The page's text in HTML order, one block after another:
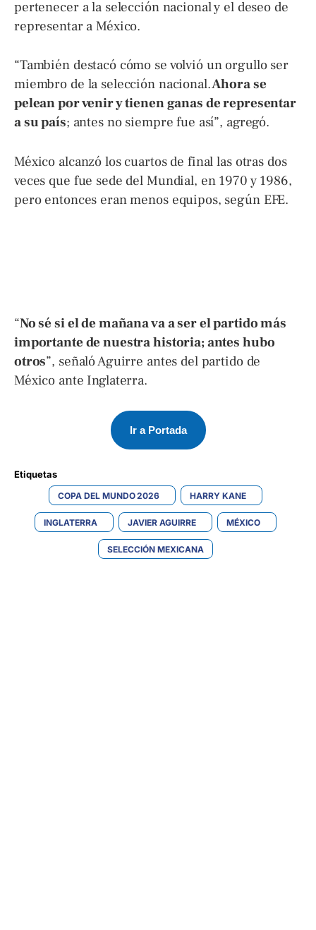
pertenecer a la selección nacional y el deseo de
representar a México.
“También destacó cómo se volvió un orgullo ser
miembro de la selección nacional.Ahora se
pelean por venir y tienen ganas de representar
a su país; antes no siempre fue así”, agregó.
México alcanzó los cuartos de final las otras dos
veces que fue sede del Mundial, en 1970 y 1986,
pero entonces eran menos equipos, según EFE.
“No sé si el de mañana va a ser el partido más
importante de nuestra historia; antes hubo
otros”, señaló Aguirre antes del partido de
México ante Inglaterra.
Ir a Portada
Etiquetas
COPA DEL MUNDO 2026 HARRY KANE
INGLATERRA JAVIER AGUIRRE MÉXICO
SELECCIÓN MEXICANA